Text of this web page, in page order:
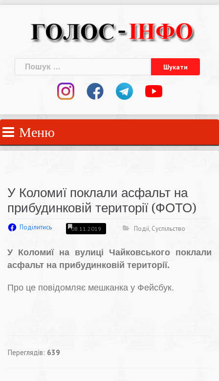
Пошук:
Меню
У Коломиї поклали асфальт на
прибудинковій території (ФОТО)
Поділитись 08.11.2019 Події, Суспільство
У Коломиї на вулиці Чайковського поклали
асфальт на прибудинковій території.
Про це повідомляє мешканка у Фейсбук.
Переглядів: 639